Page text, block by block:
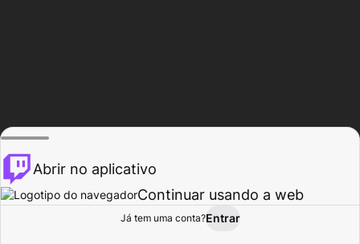
Procurar Atividade
Abrir no aplicativo
Continuar usando a web
Já tem uma conta?Entrar